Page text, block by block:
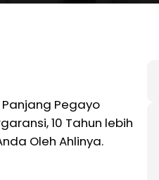
Panjang Pegayo
10 Tahun lebih
Oleh Ahlinya.